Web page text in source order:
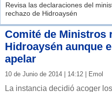
Revisa las declaraciones del
rechazo de Hidroaysén
Comité de Ministros
Hidroaysén aunque
apelar
10 de Junio de 2014 | 14:12 | Emol
La instancia decidió acoger